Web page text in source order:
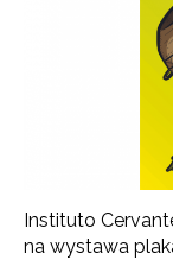
Instituto
na wystawa